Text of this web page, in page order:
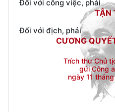
CƯƠNG
Trích thư Chủ
gửi Công
ngày 11